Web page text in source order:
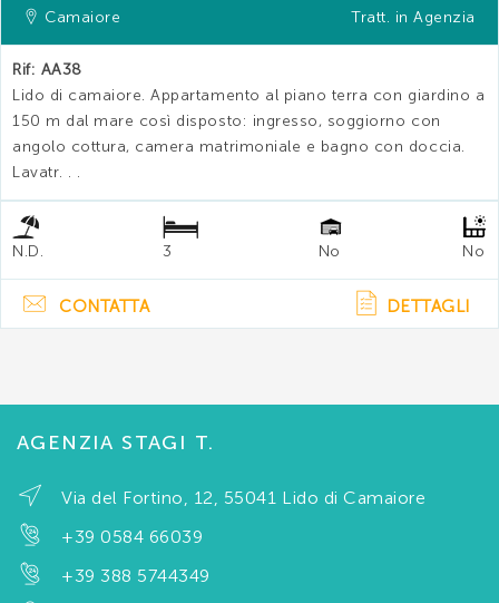
Camaiore Tratt. in Agenzia
Rif: AA38
Lido di camaiore. Appartamento al piano terra con giardino a
150 m dal mare così disposto: ingresso, soggiorno con
angolo cottura, camera matrimoniale e bagno con doccia.
Lavatr. . .
N.D. 3 No No
CONTATTA DETTAGLI
AGENZIA STAGI T.
Via del Fortino, 12, 55041 Lido di Camaiore
+39 0584 66039
+39 388 5744349